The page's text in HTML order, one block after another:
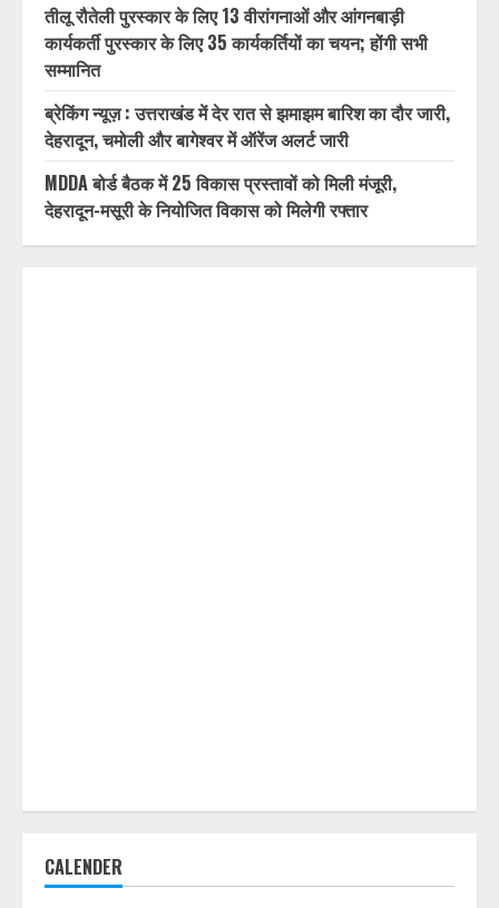
तीलू रौतेली पुरस्कार के लिए 13 वीरांगनाओं और आंगनबाड़ी
कार्यकर्ती पुरस्कार के लिए 35 कार्यकर्तियों का चयन; होंगी सभी
सम्मानित
ब्रेकिंग न्यूज़ : उत्तराखंड में देर रात से झमाझम बारिश का दौर जारी,
देहरादून, चमोली और बागेश्वर में ऑरेंज अलर्ट जारी
MDDA बोर्ड बैठक में 25 विकास प्रस्तावों को मिली मंजूरी,
देहरादून-मसूरी के नियोजित विकास को मिलेगी रफ्तार
CALENDER